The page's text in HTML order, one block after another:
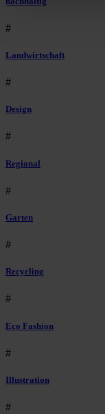
#
Landwirtschaft
#
Design
#
Regional
#
Garten
#
Recycling
#
Eco Fashion
#
Illustration
#